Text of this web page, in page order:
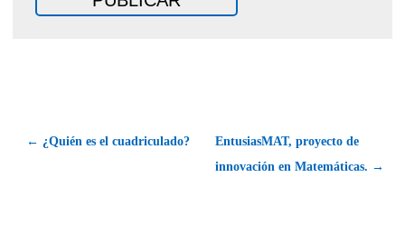
← ¿Quién es el cuadriculado?
EntusiasMAT, proyecto de
innovación en Matemáticas. →